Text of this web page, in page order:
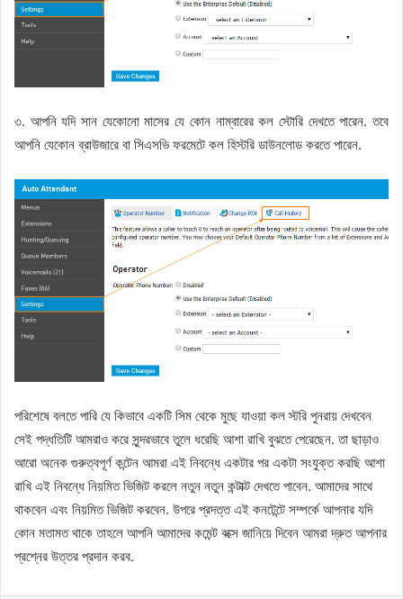
৩. আপনি যদি সান যেকোনো মাসের যে কোন নাম্বারের কল স্টোরি দেখতে পারেন. তবে
আপনি যেকোন ব্রাউজারে বা সিএসভি ফরমেটে কল হিস্টরি ডাউনলোড করতে পারেন.
পরিশেষে বলতে পারি যে কিভাবে একটি সিম থেকে মুছে যাওয়া কল স্টরি পুনরায় দেখবেন
সেই পদ্ধতিটি আমরাও করে সুন্দরভাবে তুলে ধরেছি আশা রাখি বুঝতে পেরেছেন. তা ছাড়াও
আরো অনেক গুরুত্বপূর্ণ কন্টেন আমরা এই নিবন্ধে একটার পর একটা সংযুক্ত করছি আশা
রাখি এই নিবন্ধে নিয়মিত ভিজিট করলে নতুন নতুন কন্টাক্ট দেখতে পাবেন. আমাদের সাথে
থাকবেন এবং নিয়মিত ভিজিট করবেন. উপরে প্রদত্ত এই কনটেন্টে সম্পর্কে আপনার যদি
কোন মতামত থাকে তাহলে আপনি আমাদের কমেন্ট বক্সে জানিয়ে দিবেন আমরা দ্রুত আপনার
প্রশ্নের উত্তর প্রদান করব.